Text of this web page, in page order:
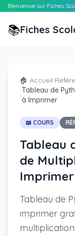
Bienvenue sur Fiches
📚Fiches
🏠 Accueil›
›
Tableau de
à Imprimer
📖 COURS
Tableau
de
Imprimer
Tableau de
imprimer